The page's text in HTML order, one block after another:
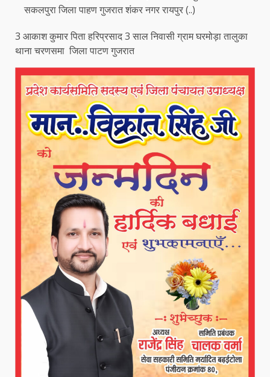
सकलपुरा जिला पाहण गुजरात शंकर नगर रायपुर (..)
3 आकाश कुमार पिता हरिप्रसाद 3 साल निवासी ग्राम घरमोड़ा तालुका
थाना चरणसमा जिला पाटण गुजरात